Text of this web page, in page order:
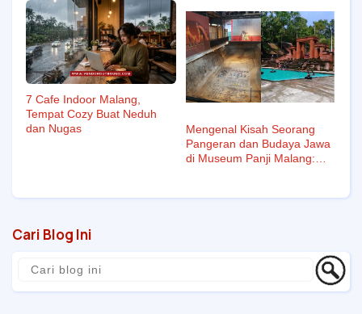
7 Cafe Indoor Malang,
Tempat Cozy Buat Neduh
dan Nugas
Mengenal Kisah Seorang
Pangeran dan Budaya Jawa
di Museum Panji Malang:
Cari Blog Ini